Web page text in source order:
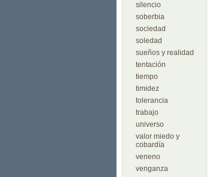
silencio
soberbia
sociedad
soledad
sueños y realidad
tentación
tiempo
timidez
tolerancia
trabajo
universo
valor miedo y
cobardía
veneno
venganza